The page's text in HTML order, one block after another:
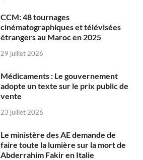
CCM: 48 tournages
cinématographiques et télévisées
étrangers au Maroc en 2025
29 juillet 2026
Médicaments : Le gouvernement
adopte un texte sur le prix public de
vente
23 juillet 2026
Le ministère des AE demande de
faire toute la lumière sur la mort de
Abderrahim Fakir en Italie